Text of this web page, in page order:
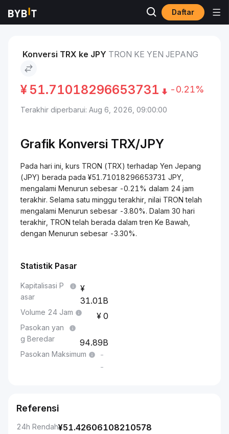
Daftar
Pasar TRON to Yen Jepang
Konversi TRX ke JPY TRON KE YEN JEPANG
¥ 51.71018296653731 -0.21%
Terakhir diperbarui: Aug 6, 2026, 09:00:00
Grafik Konversi TRX/JPY
Pada hari ini, kurs TRON (TRX) terhadap Yen Jepang
(JPY) berada pada ¥51.71018296653731 JPY,
mengalami Menurun sebesar -0.21% dalam 24 jam
terakhir. Selama satu minggu terakhir, nilai TRON telah
mengalami Menurun sebesar -3.80%. Dalam 30 hari
terakhir, TRON telah berada dalam tren Ke Bawah,
dengan Menurun sebesar -3.30%.
Statistik Pasar
Kapitalisasi P
asar
31.01B
Volume 24 Jam 0
Pasokan yan
g Beredar
94.89B
Pasokan Maksimum
-
-
Referensi
24h Rendah¥51.42606108210578